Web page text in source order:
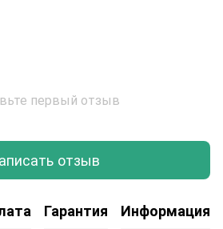
первый отзыв
отзыв
Гарантия Информация